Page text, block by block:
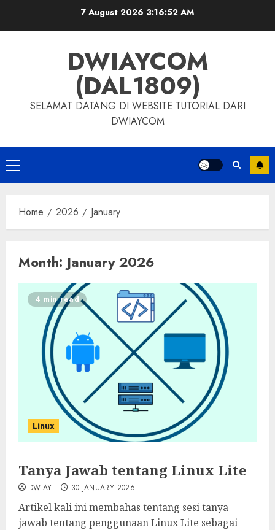
7 August 2026 3:16:52 AM
DWIAYCOM
(DAL1809)
SELAMAT DATANG DI WEBSITE TUTORIAL DARI
DWIAYCOM
Home 2026 January
Month: January 2026
4 min read
Linux
Tanya Jawab tentang Linux Lite
DWIAY 30 JANUARY 2026
Artikel kali ini membahas tentang sesi tanya
jawab tentang penggunaan Linux Lite sebagai